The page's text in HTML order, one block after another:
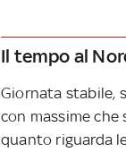
Il tempo al
Giornata stabile,
con massime che
quanto riguarda